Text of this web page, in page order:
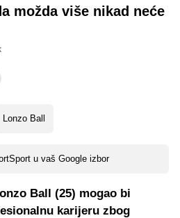
možda više nikad neće
Lonzo Ball
u vaš Google izbor
Ball (25) mogao bi
karijeru zbog